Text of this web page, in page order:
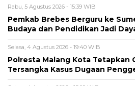
Rabu, 5 Agustus 2026 - 15:39 WIB
Pemkab Brebes Berguru ke
Budaya dan Pendidikan Jadi
Selasa, 4 Agustus 2026 - 19:40 WIB
Polresta Malang Kota Tetapkan
Tersangka Kasus Dugaan